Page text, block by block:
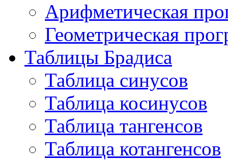
Арифметическая
Геометрическая
Таблицы Брадиса
Таблица синусов
Таблица косинусов
Таблица тангенсов
Таблица котангенсов